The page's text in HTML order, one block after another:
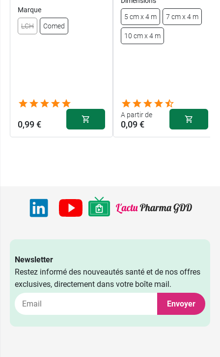
Marque
LCH Comed
0,99 €
5 cm x 4 m 7 cm x 4 m
10 cm x 4 m
A partir de
0,09 €
Newsletter
Restez informé des nouveautés santé et de nos offres
exclusives, directement dans votre boîte mail.
Envoyer